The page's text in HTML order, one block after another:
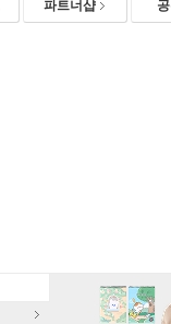
파트너샵